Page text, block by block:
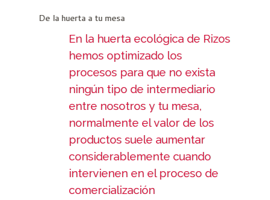
De la huerta a tu mesa
En la huerta ecológica de Rizos
hemos optimizado los
procesos para que no exista
ningún tipo de intermediario
entre nosotros y tu mesa,
normalmente el valor de los
productos suele aumentar
considerablemente cuando
intervienen en el proceso de
comercialización